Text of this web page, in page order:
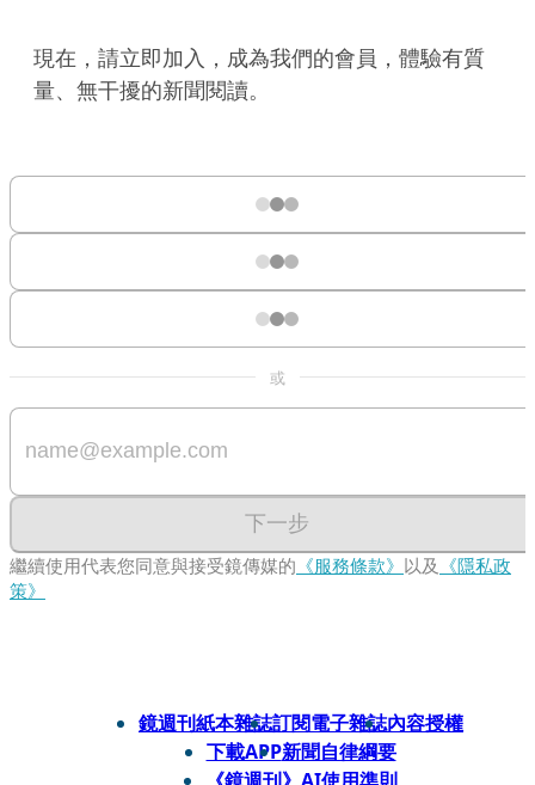
現在，請立即加入，成為我們的會員，體驗有質
量、無干擾的新聞閱讀。
或
下一步
繼續使用代表您同意與接受鏡傳媒的 《服務條款》 以及 《隱私政
策》
鏡週刊紙本雜誌訂閱電子雜誌內容授權
下載APP新聞自律綱要